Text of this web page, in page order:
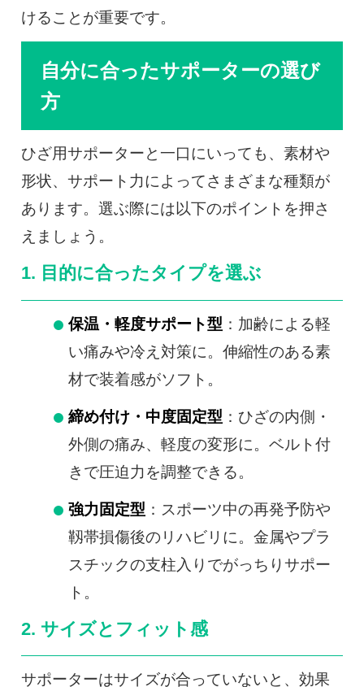
けることが重要です。
自分に合ったサポーターの選び
方
ひざ用サポーターと一口にいっても、素材や
形状、サポート力によってさまざまな種類が
あります。選ぶ際には以下のポイントを押さ
えましょう。
1. 目的に合ったタイプを選ぶ
保温・軽度サポート型 ：加齢による軽
い痛みや冷え対策に。伸縮性のある素
材で装着感がソフト。
締め付け・中度固定型 ：ひざの内側・
外側の痛み、軽度の変形に。ベルト付
きで圧迫力を調整できる。
強力固定型 ：スポーツ中の再発予防や
靱帯損傷後のリハビリに。金属やプラ
スチックの支柱入りでがっちりサポー
ト。
2. サイズとフィット感
サポーターはサイズが合っていないと、効果